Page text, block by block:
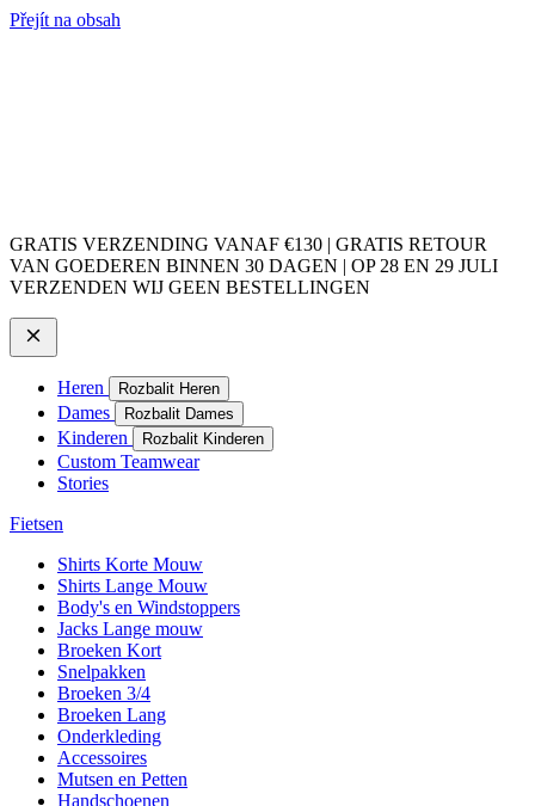
Přejít na obsah
GRATIS VERZENDING VANAF €130 | GRATIS RETOUR
VAN GOEDEREN BINNEN 30 DAGEN | OP 28 EN 29 JULI
VERZENDEN WIJ GEEN BESTELLINGEN
Heren Rozbalit Heren
Dames Rozbalit Dames
Kinderen Rozbalit Kinderen
Custom Teamwear
Stories
Fietsen
Shirts Korte Mouw
Shirts Lange Mouw
Body's en Windstoppers
Jacks Lange mouw
Broeken Kort
Snelpakken
Broeken 3/4
Broeken Lang
Onderkleding
Accessoires
Mutsen en Petten
Handschoenen